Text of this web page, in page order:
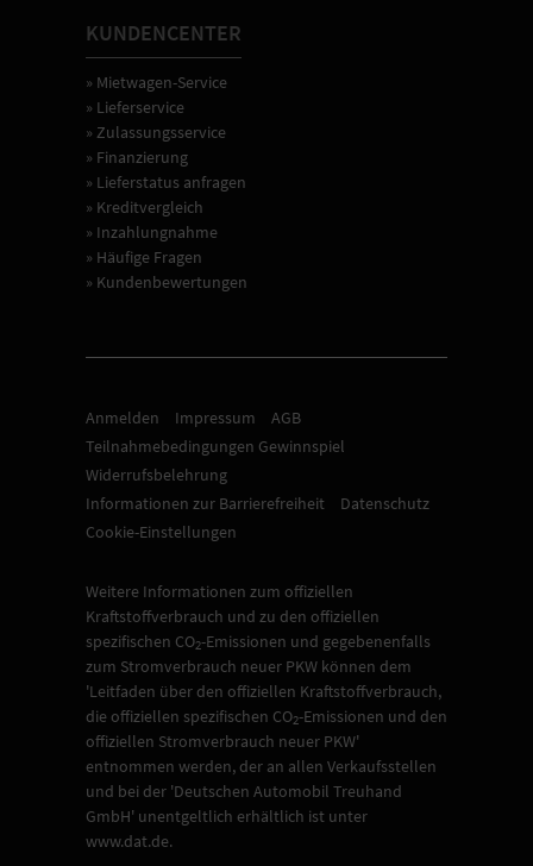
KUNDENCENTER
» Mietwagen-Service
» Lieferservice
» Zulassungsservice
» Finanzierung
» Lieferstatus anfragen
» Kreditvergleich
» Inzahlungnahme
» Häufige Fragen
» Kundenbewertungen
Anmelden Impressum
AGB
Teilnahmebedingungen Gewinnspiel
Widerrufsbelehrung
Informationen zur Barrierefreiheit
Datenschutz
Cookie-Einstellungen
Weitere Informationen zum offiziellen
Kraftstoffverbrauch und zu den offiziellen
spezifischen CO2-Emissionen und gegebenenfalls
zum Stromverbrauch neuer PKW können dem
'Leitfaden über den offiziellen Kraftstoffverbrauch,
die offiziellen spezifischen CO2-Emissionen und den
offiziellen Stromverbrauch neuer PKW'
entnommen werden, der an allen Verkaufsstellen
und bei der 'Deutschen Automobil Treuhand
GmbH' unentgeltlich erhältlich ist unter
www.dat.de.